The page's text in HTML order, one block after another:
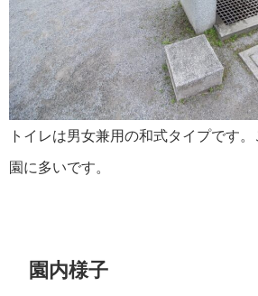
トイレは男女兼用の和式タイプです
園に多いです。
園内様子